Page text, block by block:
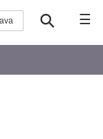
☰